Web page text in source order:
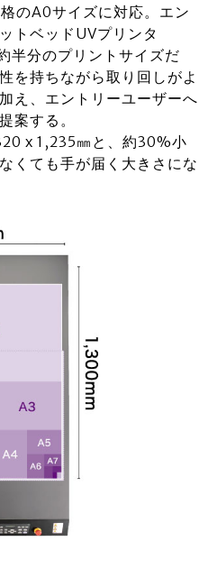
のA0サイズに対応。エン
トベッドUVプリンタ
半分のプリントサイズだ
を持ちながら取り回しがよ
え、エントリーユーザーへ
案する。
x 1,235㎜と、約30%小
くても手が届く大きさにな